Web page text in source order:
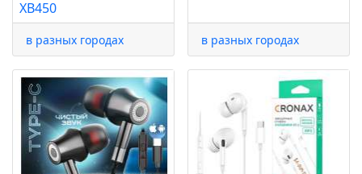
XB450
в разных городах в разных городах